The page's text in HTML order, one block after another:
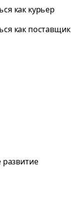
как курьер
как поставщик
развитие